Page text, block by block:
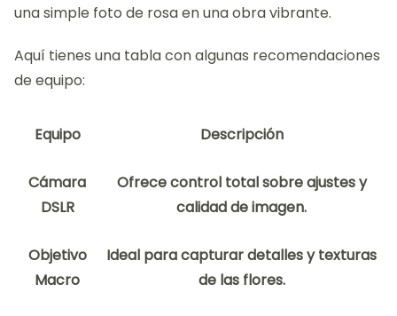
una simple foto de rosa en una obra vibrante.
Aquí tienes una tabla con algunas recomendaciones
de equipo:
Equipo Descripción
Cámara
DSLR
Ofrece control total sobre ajustes y
calidad de imagen.
Objetivo
Macro
Ideal para capturar detalles y texturas
de las flores.